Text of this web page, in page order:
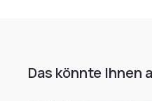
Das könnte Ihnen